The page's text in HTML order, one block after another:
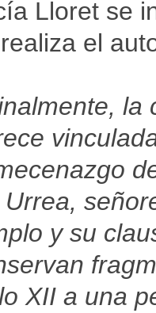
Lloret se
el
la
Urrea,
y su
XII a una